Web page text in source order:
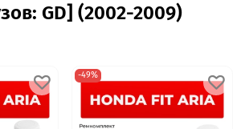
GD] (2002-2009)
-49%